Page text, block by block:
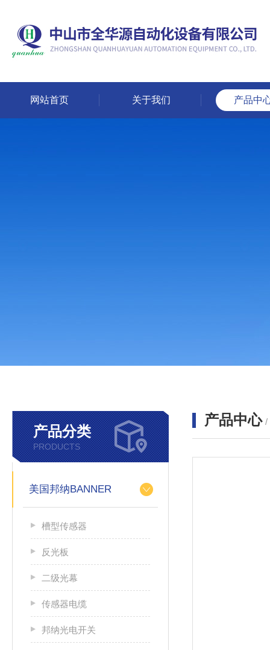
网站首页 关于我们 产品中
产品分类
PRODUCTS
美国邦纳BANNER
槽型传感器
反光板
二级光幕
传感器电缆
邦纳光电开关
产品中心 /